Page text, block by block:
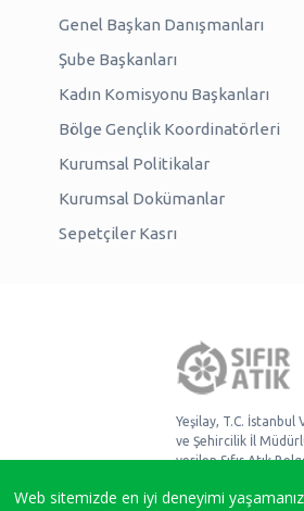
Web sitemizde en iyi deneyimi
Genel Başkan Danışmanları
Şube Başkanları
Kadın Komisyonu Başkanları
Bölge Gençlik Koordinatörleri
Kurumsal Politikalar
Kurumsal Dokümanlar
Sepetçiler Kasrı
Yeşilay, T.C. İstanbul
ve Şehircilik İl
verilen Sıfır Atık